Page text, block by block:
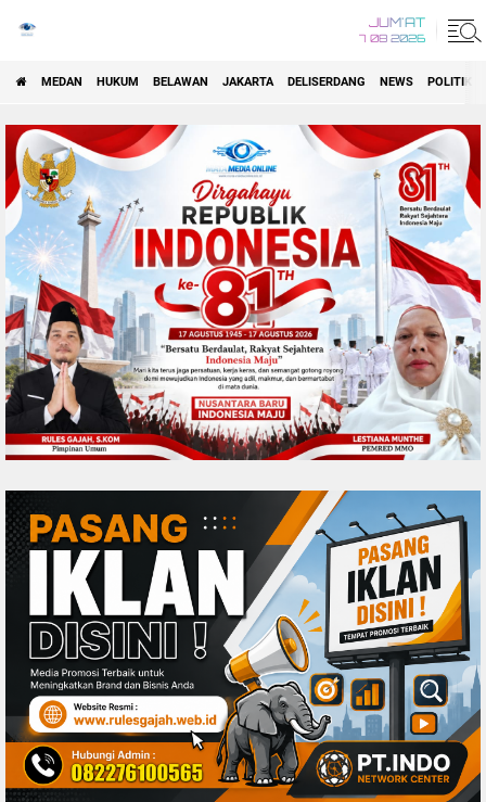
JUM'AT
7 08 2026
MEDAN HUKUM BELAWAN JAKARTA DELISERDANG NEWS POLITIK